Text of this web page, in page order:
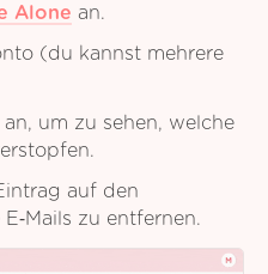
Alone an.
(du kannst mehrere
um zu sehen, welche
auf den
zu entfernen.